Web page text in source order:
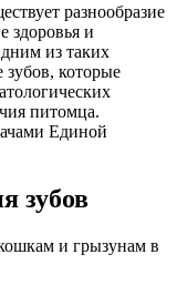
разнообразие
здоровья и
из таких
которые
питомца.
Единой
зубов
и грызунам в